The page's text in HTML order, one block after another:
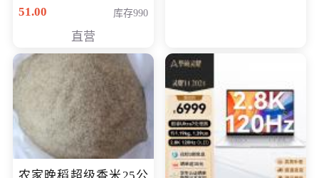
格50元
51.00 库存990
直营